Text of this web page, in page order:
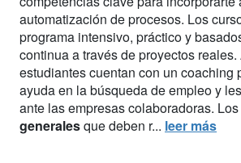
automatización de procesos. Los
programa intensivo, práctico y
continua a través de proyectos
estudiantes cuentan con un coaching
ayuda en la búsqueda de empleo y
ante las empresas colaboradoras. Los
generalesque deben r... leer más